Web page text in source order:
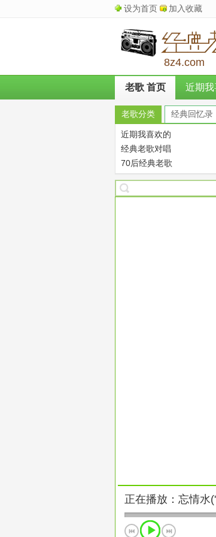
设为首页 加入收藏
8z4.com
老歌 首页 近期
老歌分类 经典回忆录
近期我喜欢的
经典老歌对唱
70后经典老歌
正在播放：忘情水